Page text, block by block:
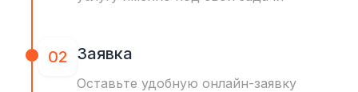
02 Заявка
Оставьте удобную онлайн-заявку